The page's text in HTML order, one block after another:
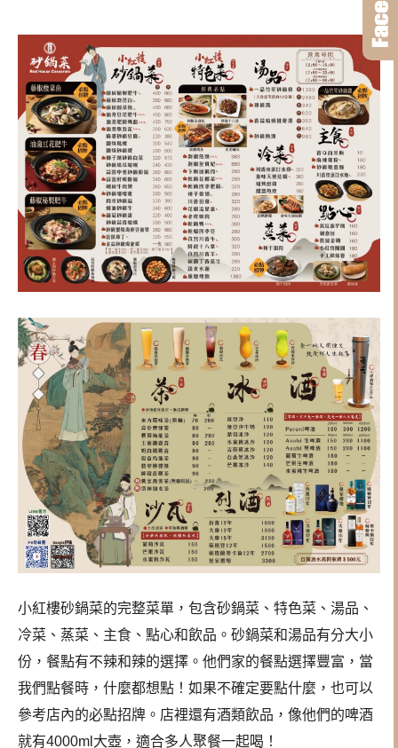
小紅樓砂鍋菜的完整菜單，包含砂鍋菜、特色菜、湯品、
冷菜、蒸菜、主食、點心和飲品。砂鍋菜和湯品有分大小
份，餐點有不辣和辣的選擇。他們家的餐點選擇豐富，當
我們點餐時，什麼都想點！如果不確定要點什麼，也可以
參考店內的必點招牌。店裡還有酒類飲品，像他們的啤酒
就有4000ml大壺，適合多人聚餐一起喝！